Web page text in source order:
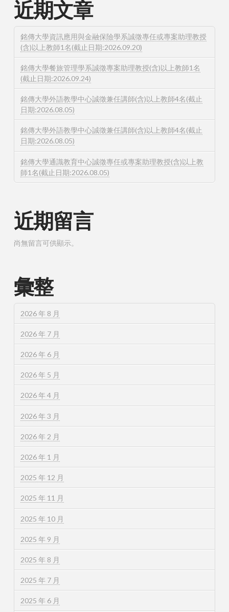
近期文章
銘傳大學資訊應用與金融保險學系誠徵專任或專案助理教授
(含)以上教師1名(截止日期:2026.09.20)
銘傳大學餐旅管理學系誠徵專案助理教授(含)以上教師1名
(截止日期:2026.09.24)
銘傳大學外語教學中心誠徵兼任講師(含)以上教師4名(截止
日期:2026.08.05)
銘傳大學外語教學中心誠徵兼任講師(含)以上教師4名(截止
日期:2026.08.05)
銘傳大學通識教育中心誠徵專任或專案助理教授(含)以上教
師1名(截止日期:2026.08.05)
近期留言
尚無留言可供顯示。
彙整
2026 年 8 月
2026 年 7 月
2026 年 6 月
2026 年 5 月
2026 年 4 月
2026 年 3 月
2026 年 2 月
2026 年 1 月
2025 年 12 月
2025 年 11 月
2025 年 10 月
2025 年 9 月
2025 年 8 月
2025 年 7 月
2025 年 6 月